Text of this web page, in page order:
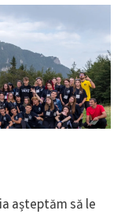
așteptăm să le